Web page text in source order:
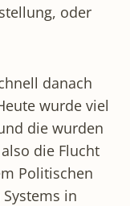
oder
danach
wurde viel
die wurden
die Flucht
Politischen
in